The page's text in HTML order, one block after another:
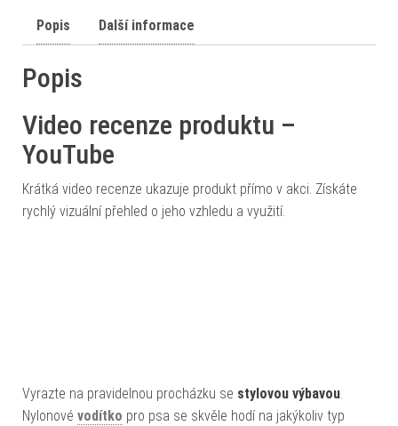
Popis Další informace
Popis
Video recenze produktu –
YouTube
Krátká video recenze ukazuje produkt přímo v akci. Získáte
rychlý vizuální přehled o jeho vzhledu a využití.
Vyrazte na pravidelnou procházku se stylovou výbavou.
Nylonové vodítko pro psa se skvěle hodí na jakýkoliv typ